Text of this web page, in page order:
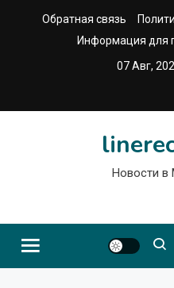
Обратная связь
Информация для
07 Авг,
Новости в